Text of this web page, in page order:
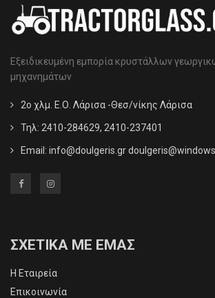
Εξειδικευμένη εμπορία κρυστάλλων
μηχανημάτων
2ο χλμ. Ε.Ο. Λάρισα -Θεσ/νίκης Λάρισα
Τηλ: 2410-284629, 2410-237401
Email: info@doulgeris.gr
ΣΧΕΤΙΚΑ ΜΕ ΕΜΑΣ
Η Εταιρεία
Επικοινωνία